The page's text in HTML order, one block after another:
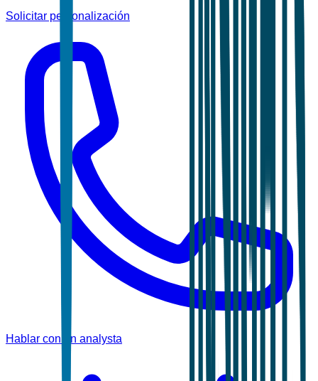
Solicitar personalización
Hablar con un analysta